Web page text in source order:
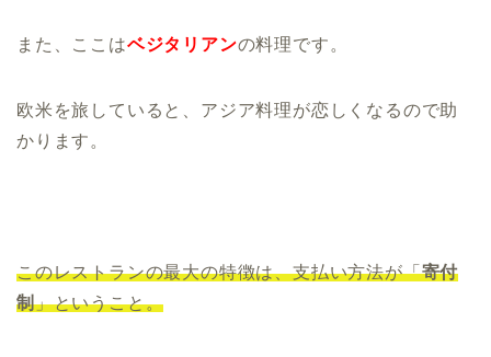
また、ここはベジタリアンの料理です。
欧米を旅していると、アジア料理が恋しくなるので助
かります。
このレストランの最大の特徴は、支払い方法が「寄付
制」ということ。